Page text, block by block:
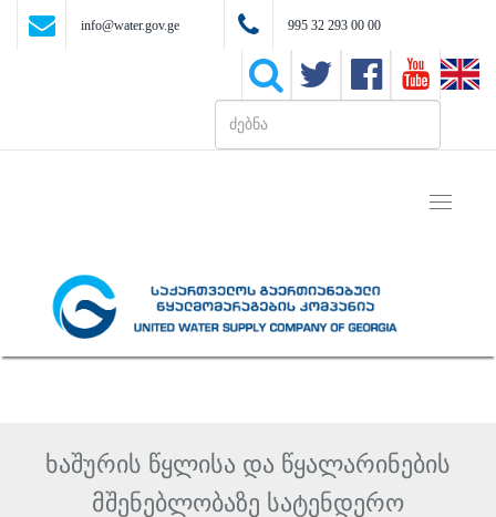
info@water.gov.ge 995 32 293 00 00
Toggle
ხაშურის წყლისა და წყალარინების
მშენებლობაზე სატენდერო